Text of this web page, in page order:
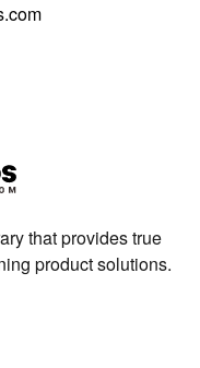
that provides true
product solutions.